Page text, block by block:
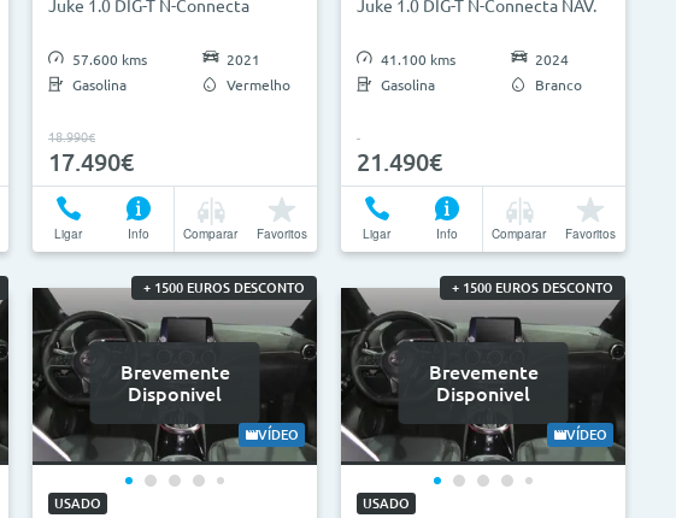
Juke 1.0 DIG-T N-Connecta
57.600 kms
Gasolina
2021
Vermelho
18.990€
17.490€
Ligar Info Comparar Favoritos
Juke 1.0 DIG-T N-Connecta NAV.
41.100 kms
Gasolina
2024
Branco
21.490€
Ligar Info Comparar Favoritos
+ 1500 EUROS DESCONTO
Brevemente
Disponivel
VÍDEO
USADO
+ 1500 EUROS DESCONTO
Brevemente
Disponivel
VÍDEO
USADO